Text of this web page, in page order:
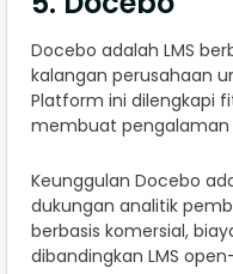
Docebo adalah LMS
kalangan perusahaan
Platform ini dilengkapi
membuat pengalaman
Keunggulan Docebo
dukungan analitik
berbasis komersial,
dibandingkan LMS